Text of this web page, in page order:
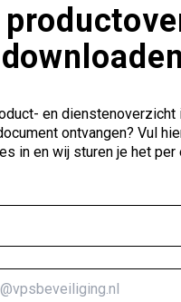
en dienstenoverzicht
ontvangen? Vul
in en wij sturen je het per